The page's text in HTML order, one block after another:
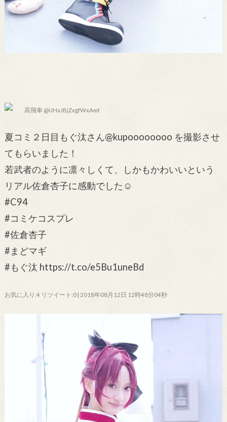
高飛車 @UHaJBjZxgfWxAmt
夏コミ２日目もぐ汰さん@kupoooooooo を撮影させ
てもらいました！
若武者のように凛々しくて、しかもかわいいという
リアル佐倉杏子に感動でした☺️
#C94
#コミケコスプレ
#佐倉杏子
#まどマギ
#もぐ汰 https://t.co/e5Bu1uneBd
お気に入り:4 リツイート:0 | 2018年08月12日 12時48分04秒